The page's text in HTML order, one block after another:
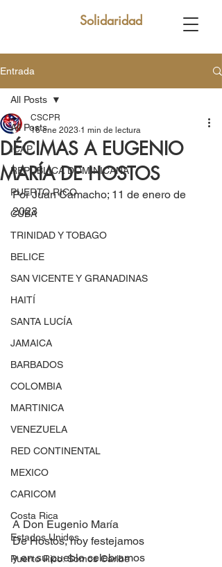
Solidaridad
Entrada
All Posts
ICAP
REPUBLICA DOMINICANA
PUERTO RICO
CUBA
TRINIDAD Y TOBAGO
BELICE
SAN VICENTE Y GRANADINAS
HAITÍ
SANTA LUCÍA
JAMAICA
BARBADOS
COLOMBIA
MARTINICA
VENEZUELA
RED CONTINENTAL
MEXICO
CARICOM
Costa Rica
Estados Unidos
Puerto Rico: Somos Caribe
All Posts
DÉCIMAS A EUGENIO
MARÍA DE HOSTOS
CSCPR
16 ene 2023 1 min de lectura
Por Juan Camacho; 11 de enero de
2023
A Don Eugenio María
De Hostos, hoy festejamos
y en su pueblo celebramos